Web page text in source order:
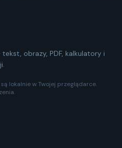
obrazy, PDF, kalkulatory i
lokalnie w Twojej przeglądarce.